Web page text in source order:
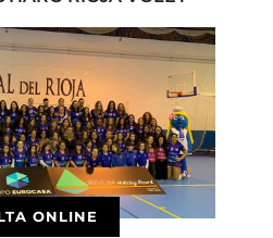
ONLINE